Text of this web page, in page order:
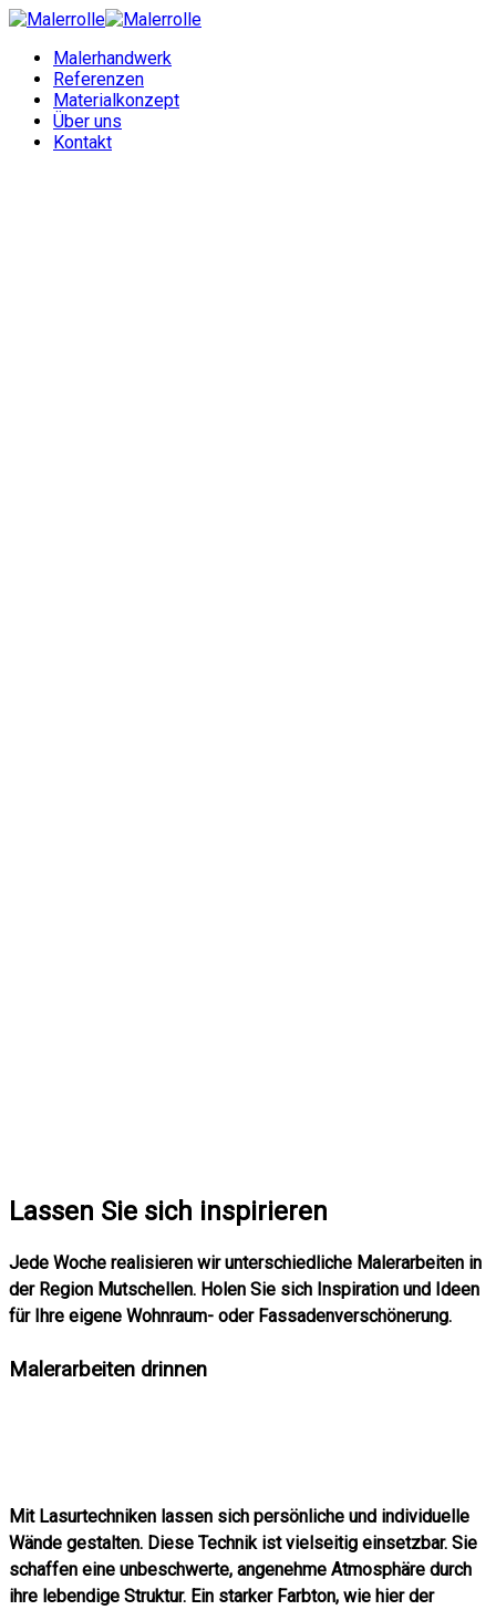
Malerhandwerk
Referenzen
Materialkonzept
Über uns
Kontakt
Lassen Sie sich inspirieren
Jede Woche realisieren wir unterschiedliche Malerarbeiten in
der Region Mutschellen. Holen Sie sich Inspiration und Ideen
für Ihre eigene Wohnraum- oder Fassadenverschönerung.
Malerarbeiten drinnen
Mit Lasurtechniken lassen sich persönliche und individuelle
Wände gestalten. Diese Technik ist vielseitig einsetzbar. Sie
schaffen eine unbeschwerte, angenehme Atmosphäre durch
ihre lebendige Struktur. Ein starker Farbton, wie hier der